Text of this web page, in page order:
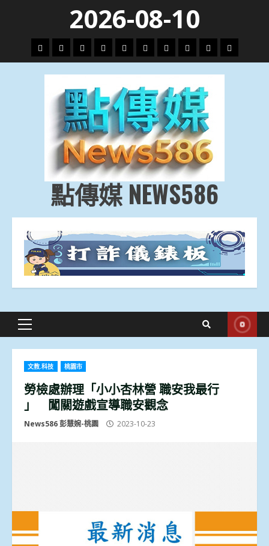
content
2026-08-10
頭
條
財
經
地
方.
會
文
教.
技
專
題
娛
樂
劇
政
治
國
際
運
動
生
活
點傳媒 NEWS586
Primary
文教.科技 桃園市
勞檢處辦理「小小杏林營 職安我最行
」 闖關遊戲宣導職安觀念
News586 彭慧婉-桃園 2023-10-23